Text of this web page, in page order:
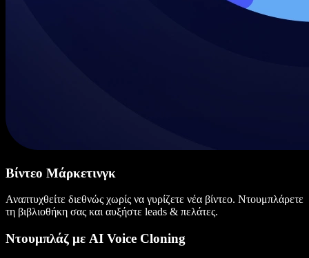
Βίντεο Μάρκετινγκ
Αναπτυχθείτε διεθνώς χωρίς να γυρίζετε νέα βίντεο. Ντουμπλάρετε
τη βιβλιοθήκη σας και αυξήστε leads & πελάτες.
Ντουμπλάζ με AI Voice Cloning